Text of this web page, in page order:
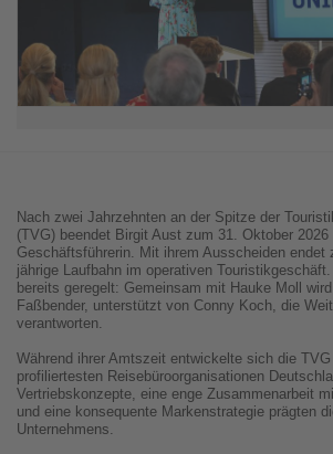
Nach zwei Jahrzehnten an der Spitze der
(TVG) beendet Birgit Aust zum 31. Oktober
Geschäftsführerin. Mit ihrem Ausscheiden endet
jährige Laufbahn im operativen
bereits geregelt: Gemeinsam mit Hauke Moll
Faßbender, unterstützt von Conny Koch, die
verantworten.
Während ihrer Amtszeit entwickelte sich die
profiliertesten Reisebüroorganisationen
Vertriebskonzepte, eine enge Zusammenarbeit
und eine konsequente Markenstrategie prägten
Unternehmens.